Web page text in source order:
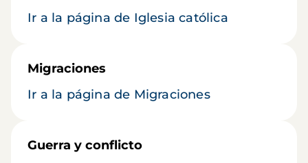
Ir a la página de Iglesia católica
Migraciones
Ir a la página de Migraciones
Guerra y conflicto